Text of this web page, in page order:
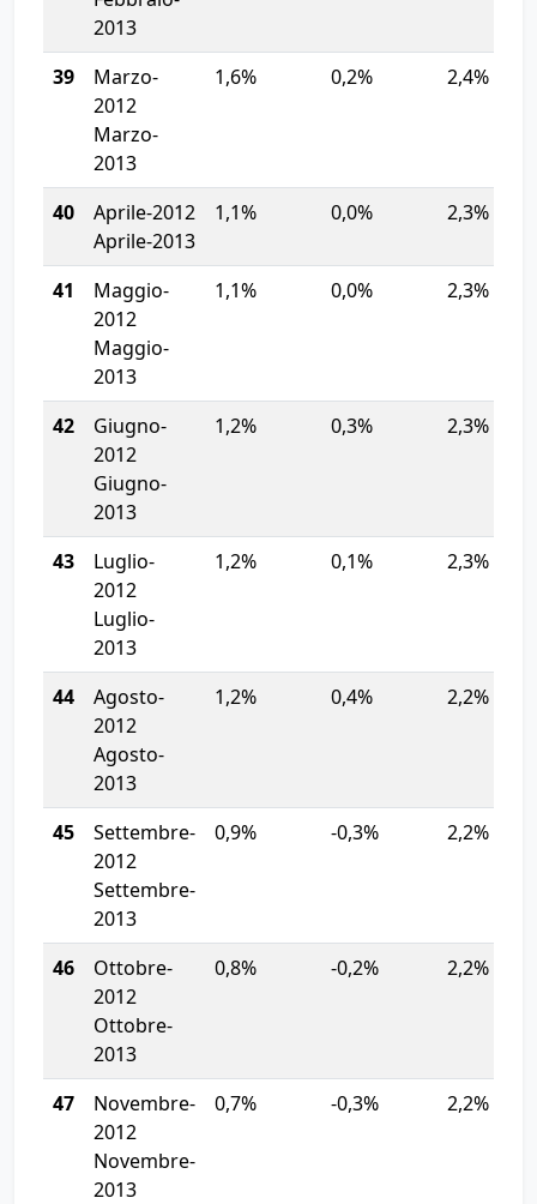
2013
39
Marzo-
2012
Marzo-
2013
1,6% 0,2% 2,4%
40
Aprile-2012
Aprile-2013
1,1% 0,0% 2,3%
41
Maggio-
2012
Maggio-
2013
1,1% 0,0% 2,3%
42
Giugno-
2012
Giugno-
2013
1,2% 0,3% 2,3%
43
Luglio-
2012
Luglio-
2013
1,2% 0,1% 2,3%
44
Agosto-
2012
Agosto-
2013
1,2% 0,4% 2,2%
45
Settembre-
2012
Settembre-
2013
0,9% -0,3% 2,2%
46
Ottobre-
2012
Ottobre-
2013
0,8% -0,2% 2,2%
47
Novembre-
2012
Novembre-
2013
0,7% -0,3% 2,2%